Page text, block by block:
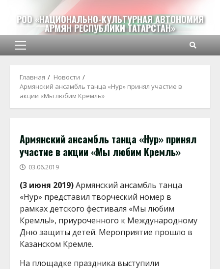
содержимому
РОО «НАЦИОНАЛЬНО-КУЛЬТУРНАЯ АВТОНОМИЯ
АРМЯН РЕСПУБЛИКИ ТАТАРСТАН»
Основное
Главная
Новости
Армянский ансамбль танца «Нур» принял участие в
акции «Мы любим Кремль»
Армянский ансамбль танца «Нур» принял
участие в акции «Мы любим Кремль»
03.06.2019
(3 июня 2019)Армянский ансамбль танца
«Нур» представил творческий номер в
рамках детского фестиваля «Мы любим
Кремль!», приуроченного к Международному
Дню защиты детей. Мероприятие прошло в
Казанском Кремле.
На площадке праздника выступили